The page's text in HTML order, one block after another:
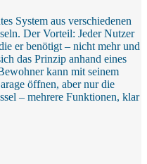
System aus verschiedenen
Der Vorteil: Jeder Nutzer
er benötigt – nicht mehr und
das Prinzip anhand eines
kann mit seinem
öffnen, aber nur die
– mehrere Funktionen, klar